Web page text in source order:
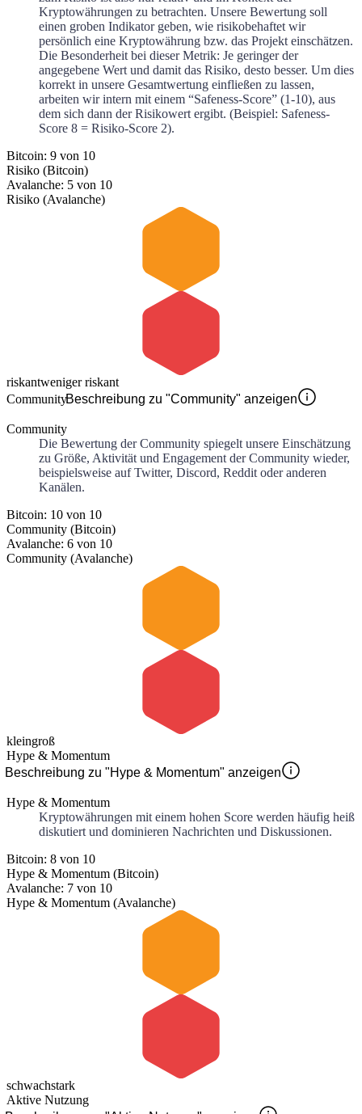
Kryptowährungen zu betrachten. Unsere Bewertung soll
einen groben Indikator geben, wie risikobehaftet wir
persönlich eine Kryptowährung bzw. das Projekt einschätzen.
Die Besonderheit bei dieser Metrik: Je geringer der
angegebene Wert und damit das Risiko, desto besser. Um dies
korrekt in unsere Gesamtwertung einfließen zu lassen,
arbeiten wir intern mit einem “Safeness-Score” (1-10), aus
dem sich dann der Risikowert ergibt. (Beispiel: Safeness-
Score 8 = Risiko-Score 2).
Bitcoin: 9 von 10
Risiko (Bitcoin)
Avalanche: 5 von 10
Risiko (Avalanche)
riskantweniger riskant
CommunityBeschreibung zu "Community" anzeigen
Community
Die Bewertung der Community spiegelt unsere Einschätzung
zu Größe, Aktivität und Engagement der Community wieder,
beispielsweise auf Twitter, Discord, Reddit oder anderen
Kanälen.
Bitcoin: 10 von 10
Community (Bitcoin)
Avalanche: 6 von 10
Community (Avalanche)
kleingroß
Hype & Momentum
Beschreibung zu "Hype & Momentum" anzeigen
Hype & Momentum
Kryptowährungen mit einem hohen Score werden häufig heiß
diskutiert und dominieren Nachrichten und Diskussionen.
Bitcoin: 8 von 10
Hype & Momentum (Bitcoin)
Avalanche: 7 von 10
Hype & Momentum (Avalanche)
schwachstark
Aktive Nutzung